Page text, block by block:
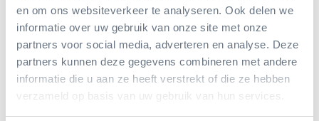
en om ons websiteverkeer te analyseren. Ook delen we
informatie over uw gebruik van onze site met onze
partners voor social media, adverteren en analyse. Deze
partners kunnen deze gegevens combineren met andere
informatie die u aan ze heeft verstrekt of die ze hebben
verzameld op basis van uw gebruik van hun services.
vanuit die kweekprogramma’s dieren terug in de
natuur uitzet. Een horizon waar naartoe gewerkt
gaat worden, maar waar we nog lang niet zijn. Toch
ga je met deze informatie op zak weer anders kijken